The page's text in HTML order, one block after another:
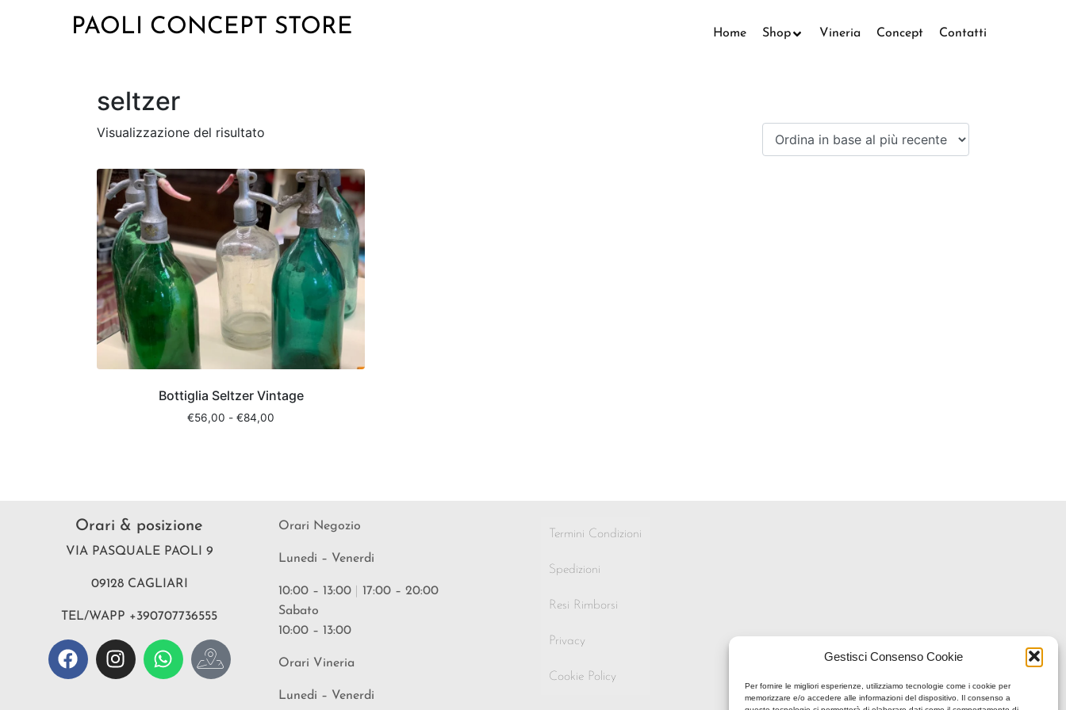
Gestisci Consenso Cookie
Per fornire le migliori esperienze, utilizziamo tecnologie come i cookie per
memorizzare e/o accedere alle informazioni del dispositivo. Il consenso a
PAOLI CONCEPT STORE Home Shop Vineria Concept Contatti
seltzer
Visualizzazione del risultato
Bottiglia Seltzer Vintage
€56,00 - €84,00
Orari & posizione
VIA PASQUALE PAOLI 9
09128 CAGLIARI
TEL/WAPP +390707736555
Orari Negozio
Lunedi – Venerdi
10:00 – 13:00
17:00 – 20:00
Sabato
10:00 – 13:00
Orari Vineria
Lunedi – Venerdi
Termini Condizioni
Spedizioni
Resi Rimborsi
Privacy
Cookie Policy